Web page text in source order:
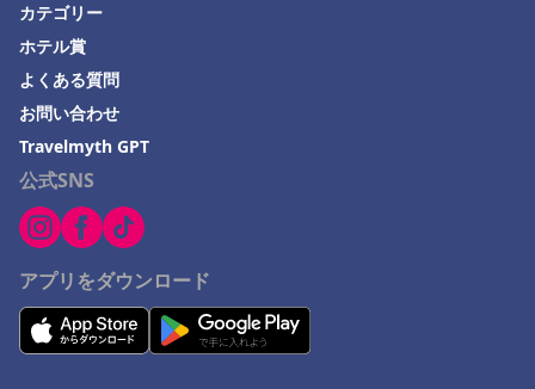
公式SNS
アプリをダウンロード
カテゴリー
ホテル賞
よくある質問
お問い合わせ
Travelmyth GPT